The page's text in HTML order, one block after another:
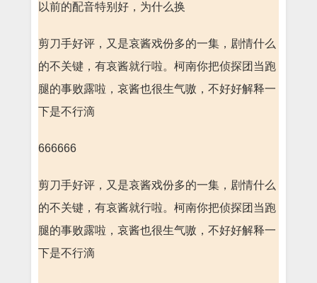
以前的配音特别好，为什么换
剪刀手好评，又是哀酱戏份多的一集，剧情什么
的不关键，有哀酱就行啦。柯南你把侦探团当跑
腿的事败露啦，哀酱也很生气嗷，不好好解释一
下是不行滴
666666
剪刀手好评，又是哀酱戏份多的一集，剧情什么
的不关键，有哀酱就行啦。柯南你把侦探团当跑
腿的事败露啦，哀酱也很生气嗷，不好好解释一
下是不行滴